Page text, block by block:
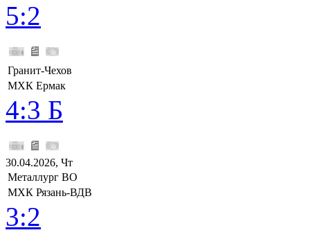
5:2
Гранит-Чехов
МХК Ермак
4:3 Б
30.04.2026, Чт
Металлург ВО
МХК Рязань-ВДВ
3:2